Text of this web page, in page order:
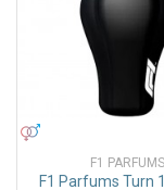
F1 PARFUMS
F1 Parfums Turn